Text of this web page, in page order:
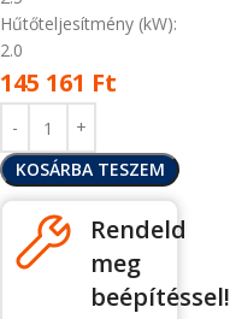
Hűtőteljesítmény (kW):
2.0
145 161 Ft
KOSÁRBA TESZEM
Rendeld
meg
beépítéssel!